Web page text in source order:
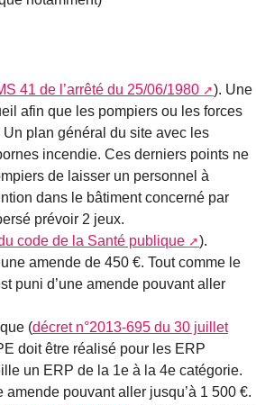
41 de l’arrêté du 25/06/1980
). Une
afin que les pompiers ou les forces
plan général du site avec les
incendie. Ces derniers points ne
de laisser un personnel à
dans le bâtiment concerné par
prévoir 2 jeux.
code de la Santé publique
).
amende de 450 €. Tout comme le
puni d’une amende pouvant aller
(décret n°2013-695 du 30 juillet
doit être réalisé pour les ERP
un ERP de la 1e à la 4e catégorie.
pouvant aller jusqu’à 1 500 €.